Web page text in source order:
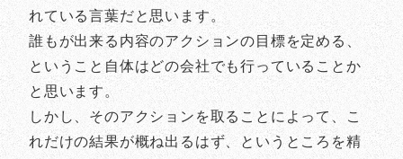
れている言葉だと思います。
誰もが出来る内容のアクションの目標を定める、
ということ自体はどの会社でも行っていることか
と思います。
しかし、そのアクションを取ることによって、こ
れだけの結果が概ね出るはず、というところを精